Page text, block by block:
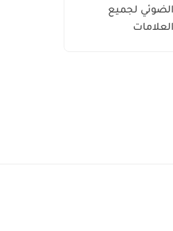
الضوئي لجميع
العلامات